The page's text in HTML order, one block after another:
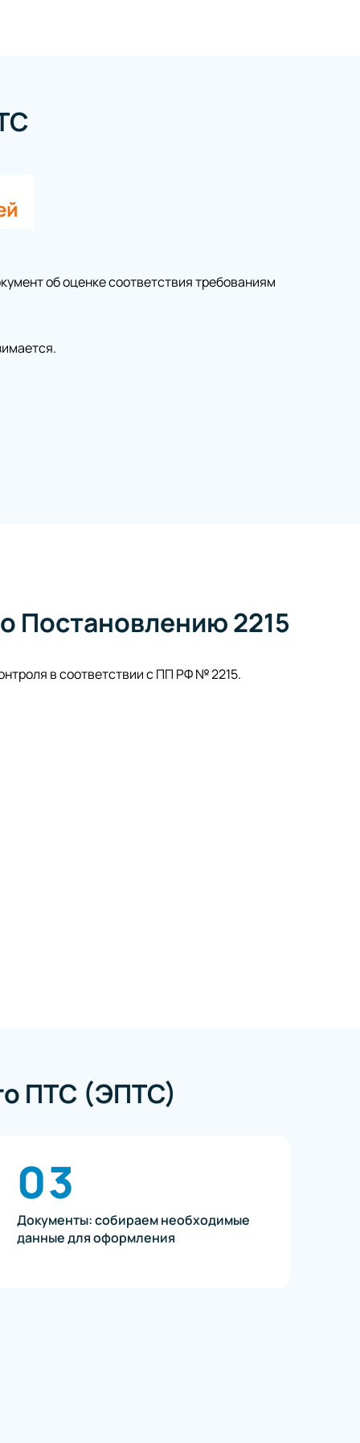
об оценке соответствия требованиям
Постановлению 2215
в соответствии с ПП РФ № 2215.
ПТС (ЭПТС)
03
Документы: собираем необходимые
данные для оформления